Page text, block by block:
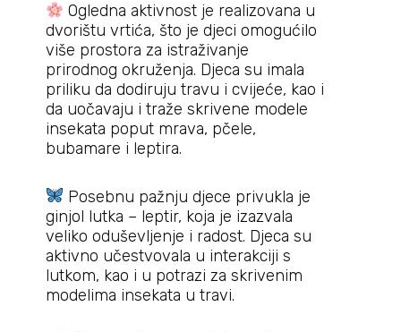
Ogledna aktivnost je realizovana u
dvorištu vrtića, što je djeci omogućilo
više prostora za istraživanje
prirodnog okruženja. Djeca su imala
priliku da dodiruju travu i cvijeće, kao i
da uočavaju i traže skrivene modele
insekata poput mrava, pčele,
bubamare i leptira.
Posebnu pažnju djece privukla je
ginjol lutka – leptir, koja je izazvala
veliko oduševljenje i radost. Djeca su
aktivno učestvovala u interakciji s
lutkom, kao i u potrazi za skrivenim
modelima insekata u travi.